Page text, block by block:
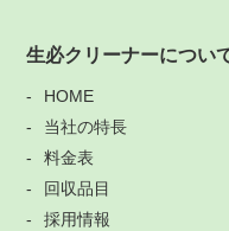
生必クリーナーについ
HOME
当社の特長
料金表
回収品目
採用情報